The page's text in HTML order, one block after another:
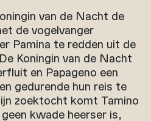
van de Nacht de
de vogelvanger
Pamina te redden uit de
Koningin van de Nacht
en Papageno een
gedurende hun reis te
zoektocht komt Tamino
kwade heerser is,